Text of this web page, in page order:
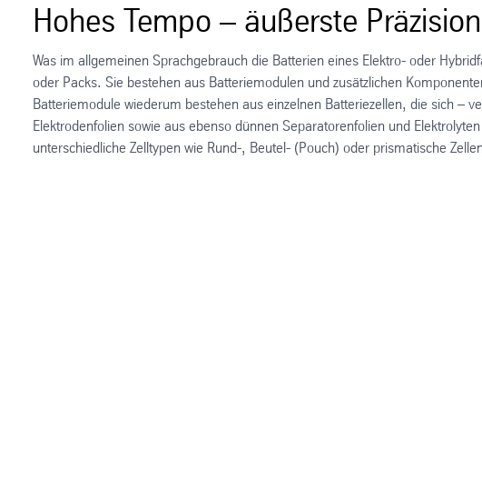
Hohes Tempo – äußerste Präzision
Was im allgemeinen Sprachgebrauch die Batterien eines Elektro- oder
oder Packs. Sie bestehen aus Batteriemodulen und zusätzlichen
Batteriemodule wiederum bestehen aus einzelnen Batteriezellen, die sich –
Elektrodenfolien sowie aus ebenso dünnen Separatorenfolien und
unterschiedliche Zelltypen wie Rund-, Beutel- (Pouch) oder prismatische